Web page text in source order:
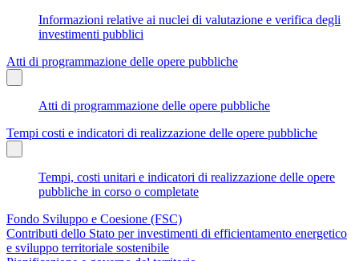
Informazioni relative ai nuclei di valutazione e verifica degli
investimenti pubblici
Atti di programmazione delle opere pubbliche
Atti di programmazione delle opere pubbliche
Tempi costi e indicatori di realizzazione delle opere pubbliche
Tempi, costi unitari e indicatori di realizzazione delle opere
pubbliche in corso o completate
Fondo Sviluppo e Coesione (FSC)
Contributi dello Stato per investimenti di efficientamento energetico
e sviluppo territoriale sostenibile